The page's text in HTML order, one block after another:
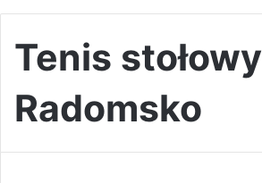
Tenis stołowy
Radomsko